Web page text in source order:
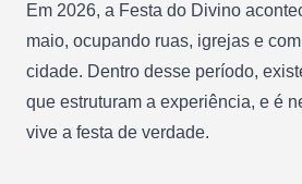
Em 2026, a Festa do Divino
maio, ocupando ruas, igrejas e
cidade. Dentro desse período,
que estruturam a experiência, e é
vive a festa de verdade.